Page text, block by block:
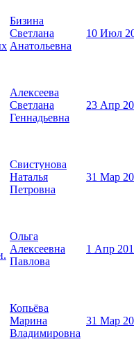
Бизина
Светлана
Анатольевна
10 Июл
Алексеева
Светлана
Геннадьевна
23 Апр
Свистунова
Наталья
Петровна
31 Мар
Ольга
Алексеевна
Павлова
1 Апр
Копьёва
Марина
Владимировна
31 Мар